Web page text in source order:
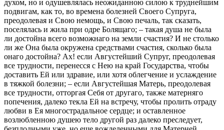
духом, но и одушевлялась неожиданною силою к труднейшим
подвигам, как то, во времена болезней Своего Супруга,
преодолевая и Свою немощь, и Свою печаль, так сказать,
поселялась и жила при одре Болящаго; – такая душа не была
ли достойна всего возможнаго на земли счастия? И не столько
ли же Она была окружена средствами счастия, сколько была
онаго достойна? Ах! если Августейший Супруг, преодолевая
все трудности, перенесся с Нею на край Государства, чтобы
доставить Ей или здравие, или хотя облегчение и услаждение
в тяжкой болезни; – если Августейшая Матерь, преодолевая
все трудности, отторгая Себя от другаго, также матерняго
попечения, далеко текла Ей на встречу, чтобы пролить отраду
любви в Ея многострадальное сердце; и оставленное
возлюбленною душею тело другой раз далеко преследует,